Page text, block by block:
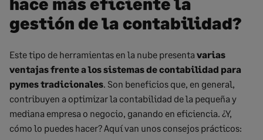
gestión de la contabilidad?
Este tipo de herramientas en la nube presenta varias
ventajas frente a los sistemas de contabilidad para
pymes tradicionales . Son beneficios que, en general,
contribuyen a optimizar la contabilidad de la pequeña y
mediana empresa o negocio, ganando en eficiencia. ¿Y,
cómo lo puedes hacer? Aquí van unos consejos prácticos: